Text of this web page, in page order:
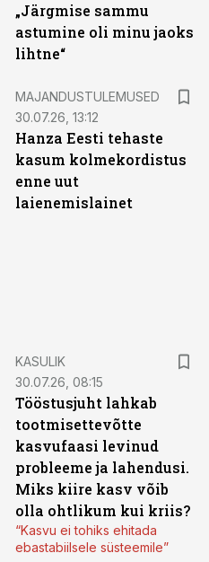
„Järgmise sammu
astumine oli minu jaoks
lihtne“
MAJANDUSTULEMUSED
30.07.26, 13:12
Hanza Eesti tehaste
kasum kolmekordistus
enne uut
laienemislainet
KASULIK
30.07.26, 08:15
Tööstusjuht lahkab
tootmisettevõtte
kasvufaasi levinud
probleeme ja lahendusi.
Miks kiire kasv võib
olla ohtlikum kui kriis?
“Kasvu ei tohiks ehitada
ebastabiilsele süsteemile”